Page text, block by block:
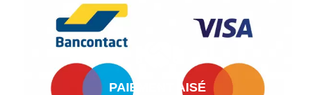
PAIEMENT AISÉ